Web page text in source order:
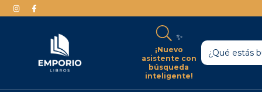
✨
¡Nuevo
asistente con
búsqueda
inteligente!